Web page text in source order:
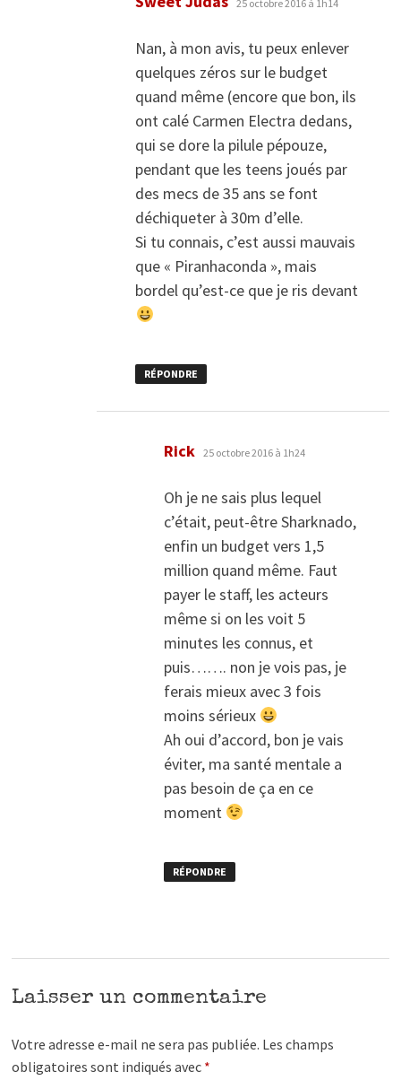
25 octobre 2016 à 1h14
Nan, à mon avis, tu peux enlever
quelques zéros sur le budget
quand même (encore que bon, ils
ont calé Carmen Electra dedans,
qui se dore la pilule pépouze,
pendant que les teens joués par
des mecs de 35 ans se font
déchiqueter à 30m d’elle.
Si tu connais, c’est aussi mauvais
que « Piranhaconda », mais
bordel qu’est-ce que je ris devant
RÉPONDRE
Rick dit :
25 octobre 2016 à 1h24
Oh je ne sais plus lequel
c’était, peut-être Sharknado,
enfin un budget vers 1,5
million quand même. Faut
payer le staff, les acteurs
même si on les voit 5
minutes les connus, et
puis……. non je vois pas, je
ferais mieux avec 3 fois
moins sérieux
Ah oui d’accord, bon je vais
éviter, ma santé mentale a
pas besoin de ça en ce
moment
RÉPONDRE
Laisser un commentaire
Votre adresse e-mail ne sera pas publiée. Les champs
obligatoires sont indiqués avec *